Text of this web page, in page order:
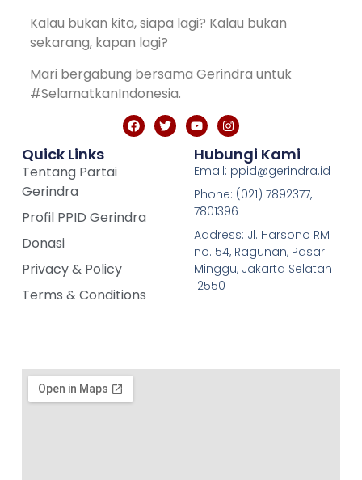
Kalau bukan kita, siapa lagi? Kalau bukan
sekarang, kapan lagi?
Mari bergabung bersama Gerindra untuk
#SelamatkanIndonesia.
Quick Links
Tentang Partai
Gerindra
Profil PPID Gerindra
Donasi
Privacy & Policy
Terms & Conditions
Hubungi Kami
Email: ppid@gerindra.id
Phone: (021) 7892377,
7801396
Address: Jl. Harsono RM
no. 54, Ragunan, Pasar
Minggu, Jakarta Selatan
12550